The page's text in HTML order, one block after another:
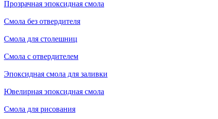
Прозрачная эпоксидная смола
Смола без отвердителя
Смола для столешниц
Смола с отвердителем
Эпоксидная смола для заливки
Ювелирная эпоксидная смола
Смола для рисования